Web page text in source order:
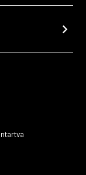
chevron_right